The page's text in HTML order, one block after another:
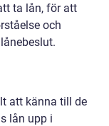
ta lån, för att
och
att känna till de
lån upp i